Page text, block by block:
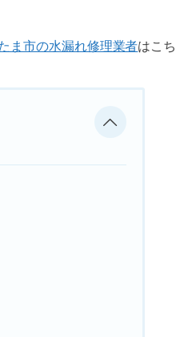
ま市の水漏れ修理業者はこ